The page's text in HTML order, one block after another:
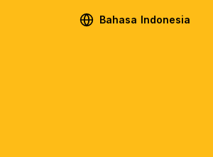
Bahasa Indonesia